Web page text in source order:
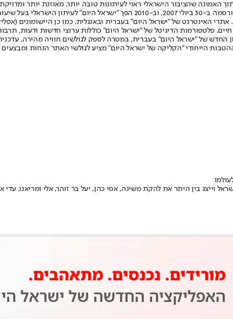
האמונה שהציבור הישראלי ראוי לעיתונות טובה יותר, מאוזנת יותר
תשלום. המהדורה המודפסת הראשונה פורסמה ב-30 ביולי 2007, וב-
פלטפורמות הדיגיטל של "ישראל היום" כוללות ערוצי חדשות ודעות,
החדש של "ישראל היום" בעברית, במטרה לספק לגולשים חוויה מהירה,
הייחודי "הקליקה של ישראל היום" מציע לגולשי האתר הנחות
בין היתר את להקת משינה, אסי כהן, יעל בר זוהר, אלי ומריאנו, עדי אשכנזי ועוד • שמו